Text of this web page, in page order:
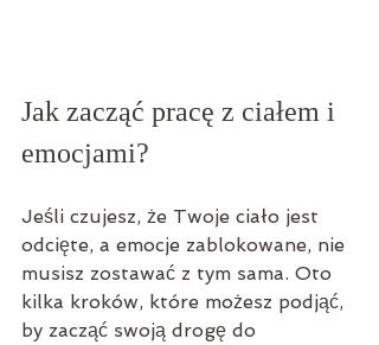
Jak zacząć pracę z ciałem i
emocjami?
Jeśli czujesz, że Twoje ciało jest
odcięte, a emocje zablokowane, nie
musisz zostawać z tym sama. Oto
kilka kroków, które możesz podjąć,
by zacząć swoją drogę do